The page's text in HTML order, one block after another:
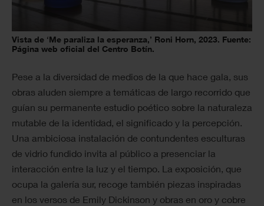
Vista de ‘Me paraliza la esperanza,’ Roni Horn, 2023. Fuente:
Página web oficial del Centro Botín.
Pese a la diversidad de medios de la que hace gala, sus
obras aluden siempre a temáticas de largo recorrido que
guían su permanente estudio poético sobre la naturaleza
mutable de la identidad, el significado y la percepción.
Una ambiciosa instalación de contundentes esculturas
de vidrio fundido invita al público a presenciar la
interacción entre la luz y el tiempo. La exposición, que
ocupa la galería sur, recoge también piezas inspiradas
en los versos de Emily Dickinson y obras en oro y cobre